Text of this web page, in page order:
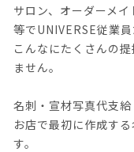
サロン、オーダーメイ
等でUNIVERSE従業
こんなにたくさんの
ません。
名刺・宣材写真代支給
お店で最初に作成す
す。